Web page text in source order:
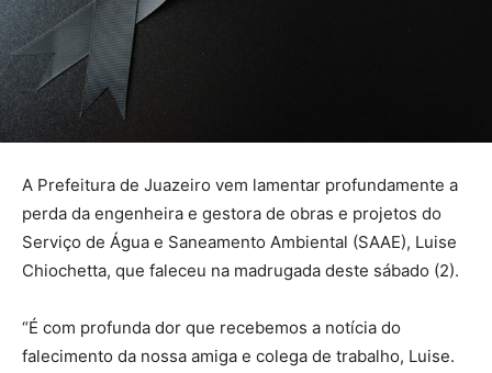
A Prefeitura de Juazeiro vem lamentar profundamente a
perda da engenheira e gestora de obras e projetos do
Serviço de Água e Saneamento Ambiental (SAAE), Luise
Chiochetta, que faleceu na madrugada deste sábado (2).
“É com profunda dor que recebemos a notícia do
falecimento da nossa amiga e colega de trabalho, Luise.